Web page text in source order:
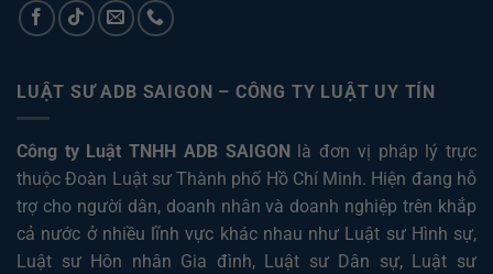
LUẬT SƯ ADB SAIGON – CÔNG TY LUẬT UY TÍN
Công ty Luật TNHH ADB SAIGONlà đơn vị pháp lý trực
thuộc Đoàn Luật sư Thành phố Hồ Chí Minh. Hiện đang hỗ
trợ cho người dân, doanh nhân và doanh nghiệp trên khắp
cả nước ở nhiều lĩnh vực khác nhau như Luật sư Hình sự,
Luật sư Hôn nhân Gia đình, Luật sư Dân sự, Luật sư